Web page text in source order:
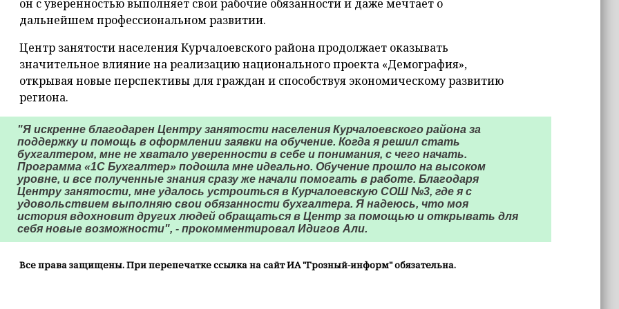
он с уверенностью выполняет свои рабочие обязанности и даже мечтает о
дальнейшем профессиональном развитии.
Центр занятости населения Курчалоевского района продолжает оказывать
значительное влияние на реализацию национального проекта «Демография»,
открывая новые перспективы для граждан и способствуя экономическому развитию
региона.
"Я искренне благодарен Центру занятости населения Курчалоевского района за
поддержку и помощь в оформлении заявки на обучение. Когда я решил стать
бухгалтером, мне не хватало уверенности в себе и понимания, с чего начать.
Программа «1С Бухгалтер» подошла мне идеально. Обучение прошло на высоком
уровне, и все полученные знания сразу же начали помогать в работе. Благодаря
Центру занятости, мне удалось устроиться в Курчалоевскую СОШ №3, где я с
удовольствием выполняю свои обязанности бухгалтера. Я надеюсь, что моя
история вдохновит других людей обращаться в Центр за помощью и открывать для
себя новые возможности", - прокомментировал Идигов Али.
Все права защищены. При перепечатке ссылка на сайт ИА "Грозный-информ" обязательна.